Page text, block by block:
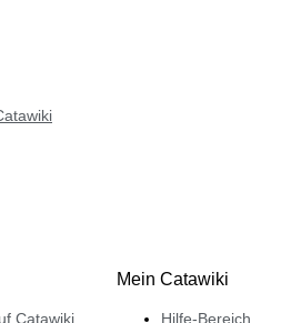
Catawiki
Mein Catawiki
Hilfe-Bereich